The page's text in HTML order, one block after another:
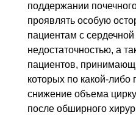
поддержании
проявлять особую
пациентам с
недостаточностью, а
пациентов,
которых по какой-либо
снижение объема
после обширного